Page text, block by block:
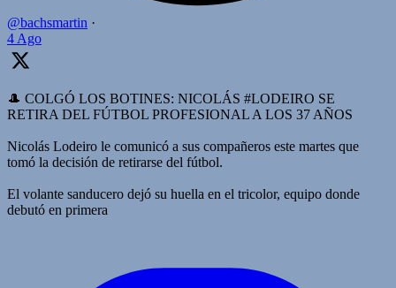
@bachsmartin ·
4 Ago
🎩 COLGÓ LOS BOTINES: NICOLÁS #LODEIRO SE
RETIRA DEL FÚTBOL PROFESIONAL A LOS 37 AÑOS
Nicolás Lodeiro le comunicó a sus compañeros este martes que
tomó la decisión de retirarse del fútbol.
El volante sanducero dejó su huella en el tricolor, equipo donde
debutó en primera